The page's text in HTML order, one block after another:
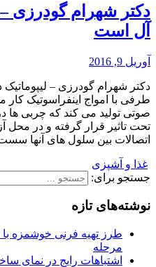
دکتر شهرام گودرزی –
آل است
آوریل 9, 2016
دکتر شهرام گودرزی – لیپوماتیک
طرفی با امواج اینفراسوتیک کار
صوتی تولید می کند که چربی ها
تحت تاثیر قرار گرفته و در
اتصالات بین سلول های آنها
غذا و آشپزی
جستجو برای:
نوشته‌های تازه
طرز تهیه فرنی خوشمزه
مرحله
اشتباهات رایج در نمای